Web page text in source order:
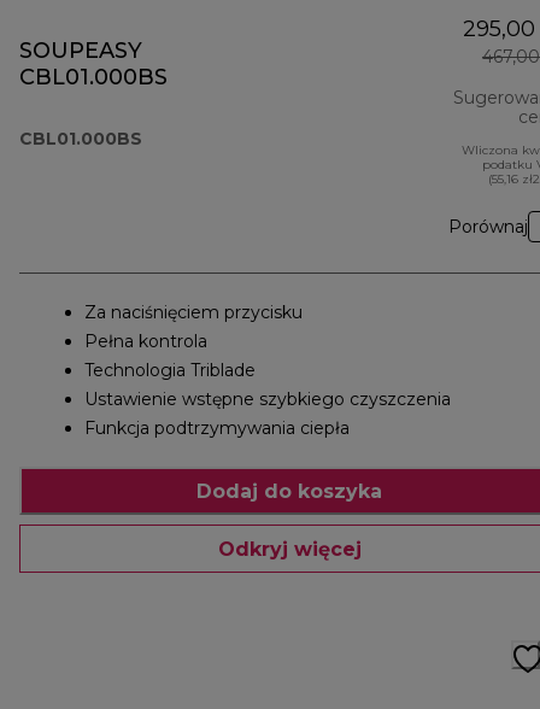
SOUPEASY
CBL01.000BS
CBL01.000BS
295,00
467,00
Wliczona
podatku
(55,16
Porównaj
Za naciśnięciem przycisku
Pełna kontrola
Technologia Triblade
Ustawienie wstępne szybkiego czyszczenia
Funkcja podtrzymywania ciepła
Dodaj do koszyka
Odkryj więcej